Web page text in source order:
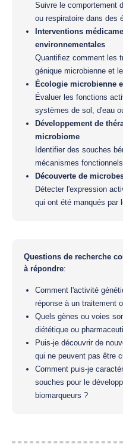
Suivre le comportement
ou respiratoire dans des
Interventions
environnementales
Quantifiez comment les
génique microbienne et
Écologie microbienne
Évaluer les fonctions
systèmes de sol, d'eau
Développement de
microbiome
Identifier des souches
mécanismes
Découverte de
Détecter l'expression
qui ont été manqués par
Questions de recherche
à répondre:
Comment l'activité
réponse à un traitement
Quels gènes ou voies
diététique ou
Puis-je découvrir de
qui ne peuvent pas être
Comment puis-je
souches pour le
biomarqueurs ?